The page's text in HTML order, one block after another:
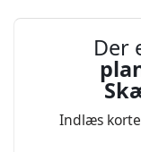
Der
Indlæs